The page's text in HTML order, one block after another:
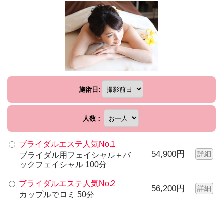
施術日:
人数：
ブライダルエステ人気No.1
ブライダル用フェイシャル＋バ
ックフェイシャル 100分
54,900円 詳細
ブライダルエステ人気No.2
カップルでロミ 50分
56,200円 詳細